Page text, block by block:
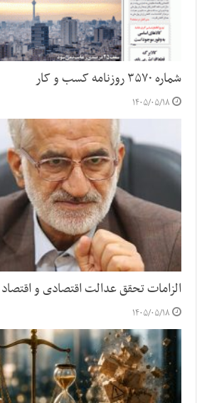
شماره ۳۵۷۰ روزنامه کسب و کار
۱۴۰۵/۰۵/۱۸
الزامات تحقق عدالت اقتصادی و
۱۴۰۵/۰۵/۱۸